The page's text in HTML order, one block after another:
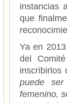
instancias
que
Ya en
del
inscribirlos
puede
femenino,